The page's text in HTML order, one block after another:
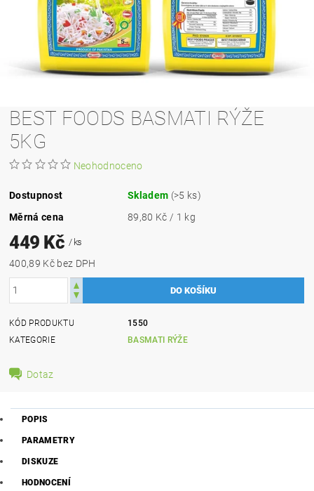
BEST FOODS BASMATI RÝŽE
5KG
Neohodnoceno
Dostupnost Skladem (>5 ks)
Měrná cena
89,80 Kč / 1 kg
449 Kč / ks
400,89 Kč bez DPH
KÓD PRODUKTU
1550
KATEGORIE
BASMATI RÝŽE
Dotaz
POPIS
PARAMETRY
DISKUZE
HODNOCENÍ